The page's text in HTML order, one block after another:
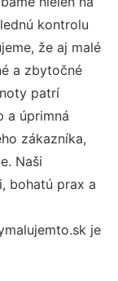
kontrolu
že aj malé
a zbytočné
patrí
a úprimná
zákazníka,
Naši
bohatú prax a
je